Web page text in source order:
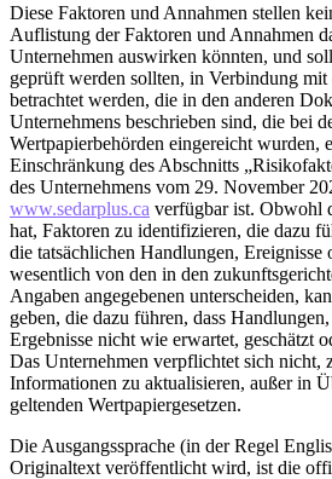
Diese Faktoren und Annahmen stellen
Auflistung der Faktoren und Annahmen
Unternehmen auswirken könnten, und
geprüft werden sollten, in Verbindung
betrachtet werden, die in den anderen
Unternehmens beschrieben sind, die bei
Wertpapierbehörden eingereicht wurden,
Einschränkung des Abschnitts
des Unternehmens vom 29. November
www.sedarplus.ca verfügbar ist. Obwohl
hat, Faktoren zu identifizieren, die dazu
die tatsächlichen Handlungen, Ereignisse
wesentlich von den in den
Angaben angegebenen unterscheiden,
geben, die dazu führen, dass
Ergebnisse nicht wie erwartet, geschätzt
Das Unternehmen verpflichtet sich nicht,
Informationen zu aktualisieren, außer in
geltenden Wertpapiergesetzen.
Die Ausgangssprache (in der Regel
Originaltext veröffentlicht wird, ist die